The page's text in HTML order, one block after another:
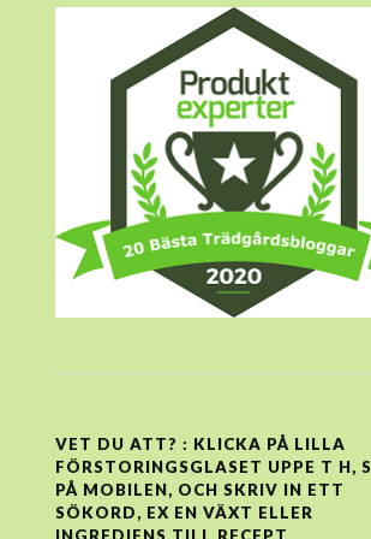
VET DU ATT? : KLICKA PÅ LILLA
FÖRSTORINGSGLASET UPPE T H,
PÅ MOBILEN, OCH SKRIV IN ETT
SÖKORD, EX EN VÄXT ELLER
INGREDIENS TILL RECEPT